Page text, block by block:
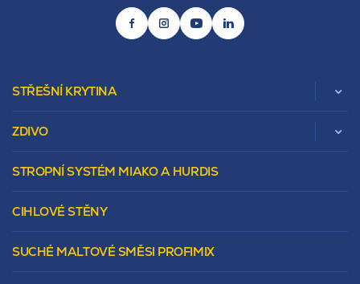
STŘEŠNÍ KRYTINA
Beta
Sedlová
Valbová
Stanová
Mansardová
Pultová
ZDIVO
Murovacie bloky
Tepelnoizolačný prvok
Vencovky
Preklady
Lícové murivo
STROPNÍ SYSTÉM MIAKO A HURDIS
CIHLOVÉ STĚNY
SUCHÉ MALTOVÉ SMĚSI PROFIMIX